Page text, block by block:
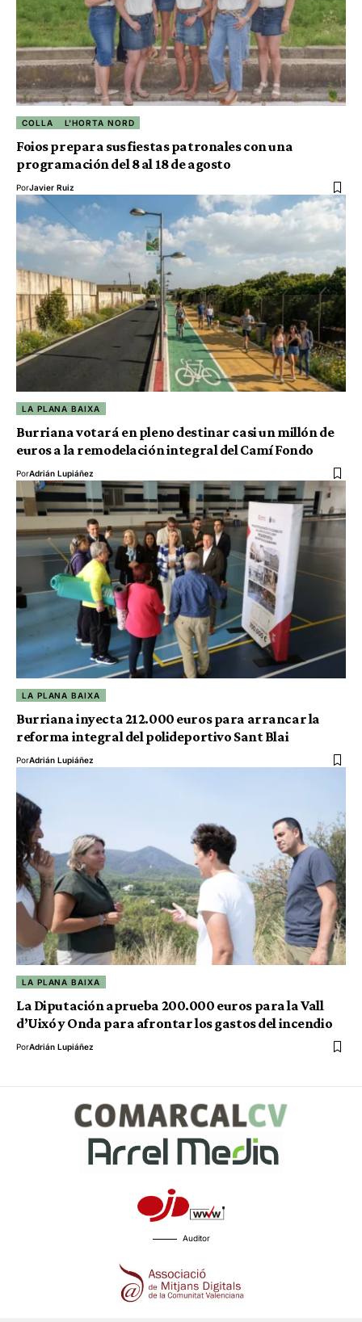
COLLA L'HORTA NORD
Foios prepara sus fiestas patronales con una
programación del 8 al 18 de agosto
PorJavier Ruiz
LA PLANA BAIXA
Burriana votará en pleno destinar casi un millón de
euros a la remodelación integral del Camí Fondo
PorAdrián Lupiáñez
LA PLANA BAIXA
Burriana inyecta 212.000 euros para arrancar la
reforma integral del polideportivo Sant Blai
PorAdrián Lupiáñez
LA PLANA BAIXA
La Diputación aprueba 200.000 euros para la Vall
d’Uixó y Onda para afrontar los gastos del incendio
PorAdrián Lupiáñez
Auditor